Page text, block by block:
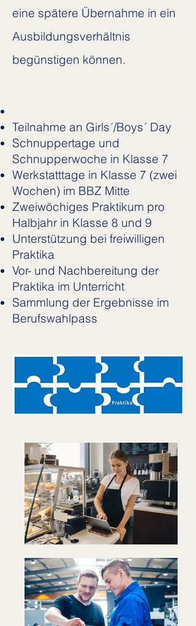
eine spätere Übernahme in ein
Ausbildungsverhältnis
begünstigen können.
Teilnahme an Girls´/Boys´ Day
Schnuppertage und
Schnupperwoche in Klasse 7
Werkstatttage in Klasse 7 (zwei
Wochen) im BBZ Mitte
Zweiwöchiges Praktikum pro
Halbjahr in Klasse 8 und 9
Unterstützung bei freiwilligen
Praktika
Vor- und Nachbereitung der
Praktika im Unterricht
Sammlung der Ergebnisse im
Berufswahlpass